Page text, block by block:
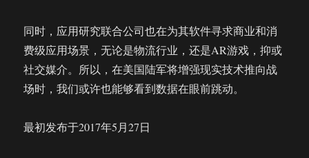
同时，应用研究联合公司也在为其软件寻求商业和消
费级应用场景，无论是物流行业，还是AR游戏，抑或
社交媒介。所以，在美国陆军将增强现实技术推向战
场时，我们或许也能够看到数据在眼前跳动。
最初发布于2017年5月27日